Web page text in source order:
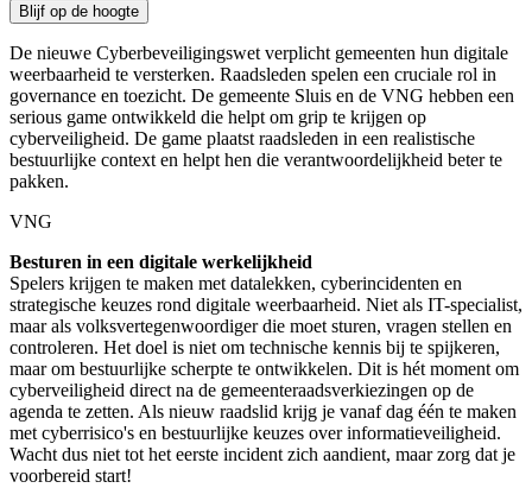
Blijf op de hoogte
De nieuwe Cyberbeveiligingswet verplicht gemeenten hun digitale
weerbaarheid te versterken. Raadsleden spelen een cruciale rol in
governance en toezicht. De gemeente Sluis en de VNG hebben een
serious game ontwikkeld die helpt om grip te krijgen op
cyberveiligheid. De game plaatst raadsleden in een realistische
bestuurlijke context en helpt hen die verantwoordelijkheid beter te
pakken.
VNG
Besturen in een digitale werkelijkheid
Spelers krijgen te maken met datalekken, cyberincidenten en
strategische keuzes rond digitale weerbaarheid. Niet als IT-specialist,
maar als volksvertegenwoordiger die moet sturen, vragen stellen en
controleren. Het doel is niet om technische kennis bij te spijkeren,
maar om bestuurlijke scherpte te ontwikkelen. Dit is hét moment om
cyberveiligheid direct na de gemeenteraadsverkiezingen op de
agenda te zetten. Als nieuw raadslid krijg je vanaf dag één te maken
met cyberrisico's en bestuurlijke keuzes over informatieveiligheid.
Wacht dus niet tot het eerste incident zich aandient, maar zorg dat je
voorbereid start!